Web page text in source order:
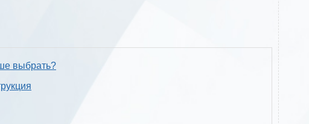
выбрать?